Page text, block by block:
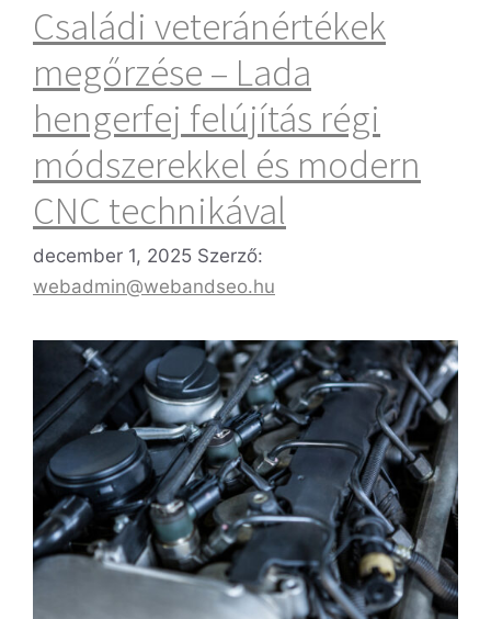
Családi veteránértékek
megőrzése – Lada
hengerfej felújítás régi
módszerekkel és modern
CNC technikával
december 1, 2025 Szerző:
webadmin@webandseo.hu